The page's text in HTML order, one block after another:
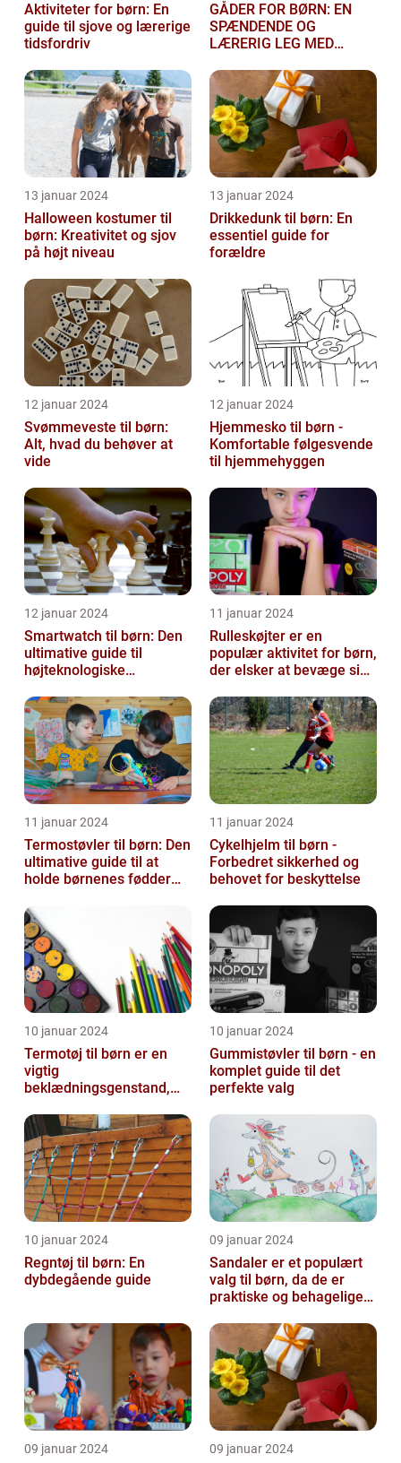
Aktiviteter for børn: En
guide til sjove og lærerige
tidsfordriv
GÅDER FOR BØRN: EN
SPÆNDENDE OG
LÆRERIG LEG MED
13 januar 2024
Halloween kostumer til
børn: Kreativitet og sjov
på højt niveau
13 januar 2024
Drikkedunk til børn: En
essentiel guide for
forældre
12 januar 2024
Svømmeveste til børn:
Alt, hvad du behøver at
vide
12 januar 2024
Hjemmesko til børn -
Komfortable følgesvende
til hjemmehyggen
12 januar 2024
Smartwatch til børn: Den
ultimative guide til
højteknologiske
11 januar 2024
Rulleskøjter er en
populær aktivitet for børn,
der elsker at bevæge sig
11 januar 2024
Termostøvler til børn: Den
ultimative guide til at
holde børnenes fødder
11 januar 2024
Cykelhjelm til børn -
Forbedret sikkerhed og
behovet for beskyttelse
10 januar 2024
Termotøj til børn er en
vigtig
beklædningsgenstand,
kommer igennem kolde
vi...
10 januar 2024
Gummistøvler til børn - en
komplet guide til det
perfekte valg
10 januar 2024
Regntøj til børn: En
dybdegående guide
09 januar 2024
Sandaler er et populært
valg til børn, da de er
praktiske og behagelige
09 januar 2024 09 januar 2024